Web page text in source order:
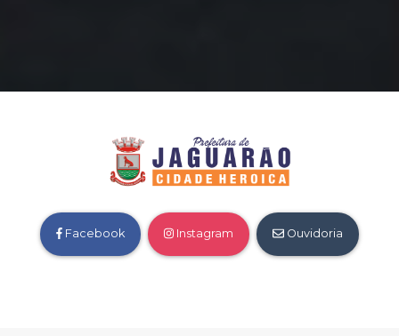
Facebook Instagram Ouvidoria